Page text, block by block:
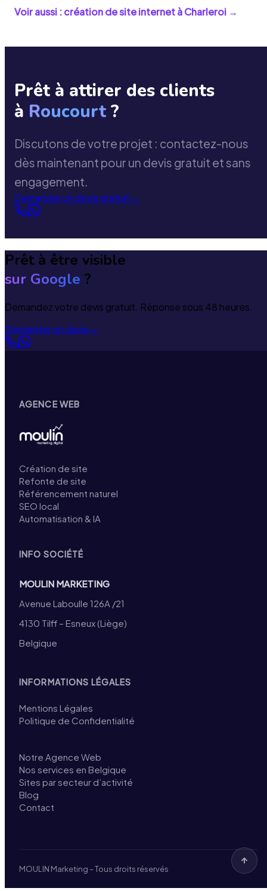
Voir aussi : création de site internet àCharleroi →
Prêt à attirer des clients
à Roucourt ?
Discutons de votre projet : contactez-nous
dès maintenant pour un devis gratuit et sans
engagement.
Demander un devis gratuit→
Prêt à être visible
sur Google ?
Demandez votre devis gratuit. Réponse sous 48 heures.
Demander un devis→
AGENCE WEB
Création de site
Refonte de site
Référencement naturel
SEO local
Automatisation & IA
INFO SOCIÉTÉ
MOULIN MARKETING
Avenue Laboulle 126A /21
4130 Tilff – Esneux (Liège)
Belgique
INFORMATIONS LÉGALES
Mentions Légales
Politique de Confidentialité
Notre Agence Web
Nos services en Belgique
Sites par secteur d’activité
Blog
Contact
MOULIN Marketing – Tous droits réservés